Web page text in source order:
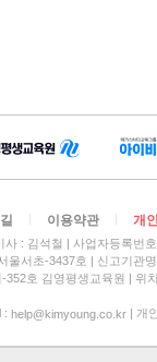
이용약관 개
사 : 김석철 사업자등록번
울서초-3437호
신고기관
352호 김영평생교육원 | 위
: help@kimyoung.co.kr | 개